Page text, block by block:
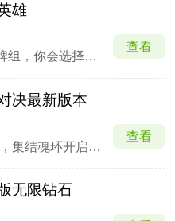
雄
汇集英雄、组建牌组，你会选择植物还是僵尸阵营
查看
决最新版本
正版授权3D斗罗，集结魂环开启高燃竞技
查看
无限钻石